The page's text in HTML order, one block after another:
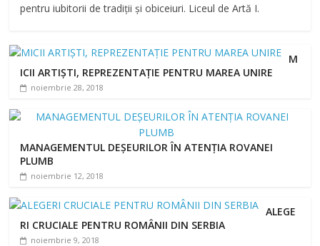
pentru iubitorii de tradiții și obiceiuri. Liceul de Artă I.
M
ICII ARTIȘTI, REPREZENTAȚIE PENTRU MAREA UNIRE
noiembrie 28, 2018
MANAGEMENTUL DEȘEURILOR ÎN ATENȚIA ROVANEI
PLUMB
noiembrie 12, 2018
ALEGE
RI CRUCIALE PENTRU ROMÂNII DIN SERBIA
noiembrie 9, 2018